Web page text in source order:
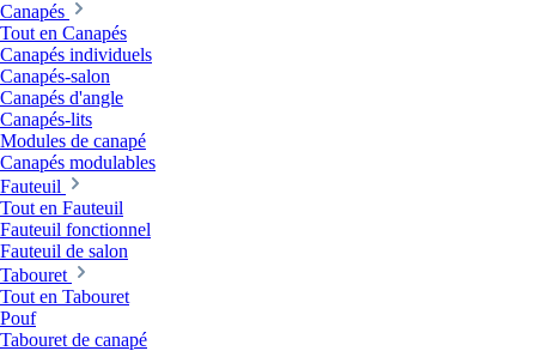
Canapés
Tout en Canapés
Canapés individuels
Canapés-salon
Canapés d'angle
Canapés-lits
Modules de canapé
Canapés modulables
Fauteuil
Tout en Fauteuil
Fauteuil fonctionnel
Fauteuil de salon
Tabouret
Tout en Tabouret
Pouf
Tabouret de canapé